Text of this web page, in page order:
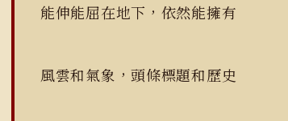
能伸能屈在地下，依然能擁有
風雲和氣象，頭條標題和歷史